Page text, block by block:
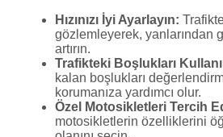
Hızınızı İyi Ayarlayın:
gözlemleyerek, yanlarından
artırın.
Trafikteki Boşlukları
kalan boşlukları
korumanıza yardımcı olur.
Özel Motosikletleri Tercih
motosikletlerin özelliklerini